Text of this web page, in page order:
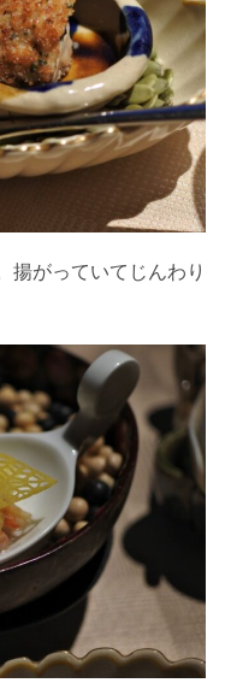
揚がっていてじんわり